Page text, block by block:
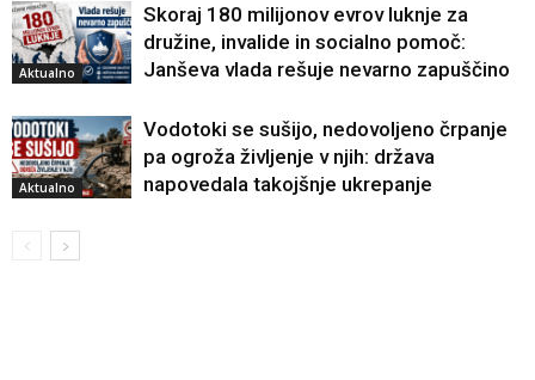
Aktualno
Skoraj 180 milijonov evrov luknje za
družine, invalide in socialno pomoč:
Janševa vlada rešuje nevarno zapuščino
Aktualno
Vodotoki se sušijo, nedovoljeno črpanje
pa ogroža življenje v njih: država
napovedala takojšnje ukrepanje